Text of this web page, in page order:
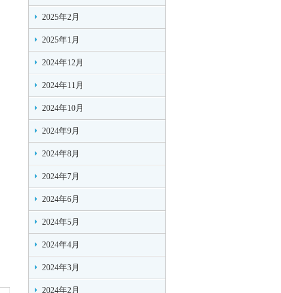
2025年2月
2025年1月
2024年12月
2024年11月
2024年10月
2024年9月
2024年8月
2024年7月
2024年6月
2024年5月
2024年4月
2024年3月
2024年2月